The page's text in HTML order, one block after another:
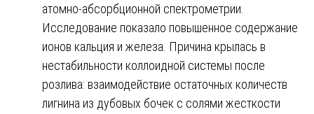
атомно-абсорбционной спектрометрии.
Исследование показало повышенное содержание
ионов кальция и железа. Причина крылась в
нестабильности коллоидной системы после
розлива: взаимодействие остаточных количеств
лигнина из дубовых бочек с солями жесткости